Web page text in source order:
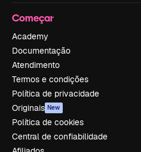
Começar
Academy
Documentação
Atendimento
Termos e condições
Política de privacidade
Originais New
Política de cookies
Central de confiabilidade